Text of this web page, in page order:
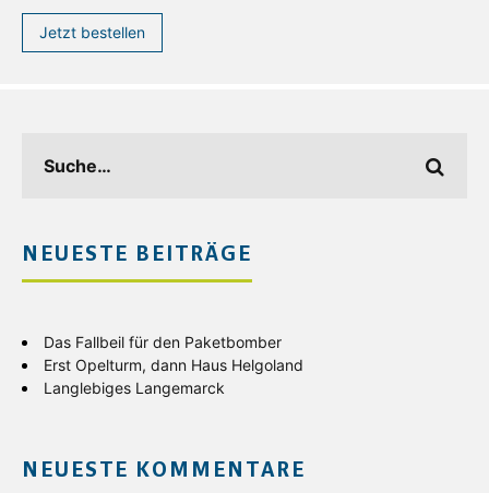
Jetzt bestellen
NEUESTE BEITRÄGE
Das Fallbeil für den Paketbomber
Erst Opelturm, dann Haus Helgoland
Langlebiges Langemarck
NEUESTE KOMMENTARE